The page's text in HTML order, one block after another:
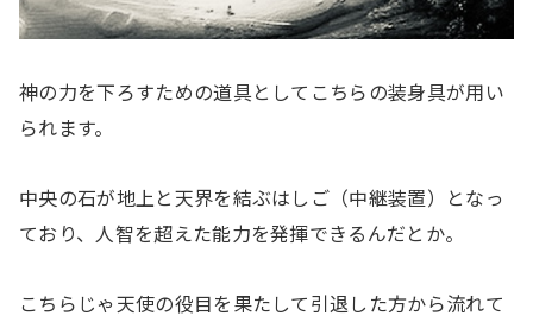
神の力を下ろすための道具としてこちらの装身具が用い
られます。
中央の石が地上と天界を結ぶはしご（中継装置）となっ
ており、人智を超えた能力を発揮できるんだとか。
こちらじゃ天使の役目を果たして引退した方から流れて